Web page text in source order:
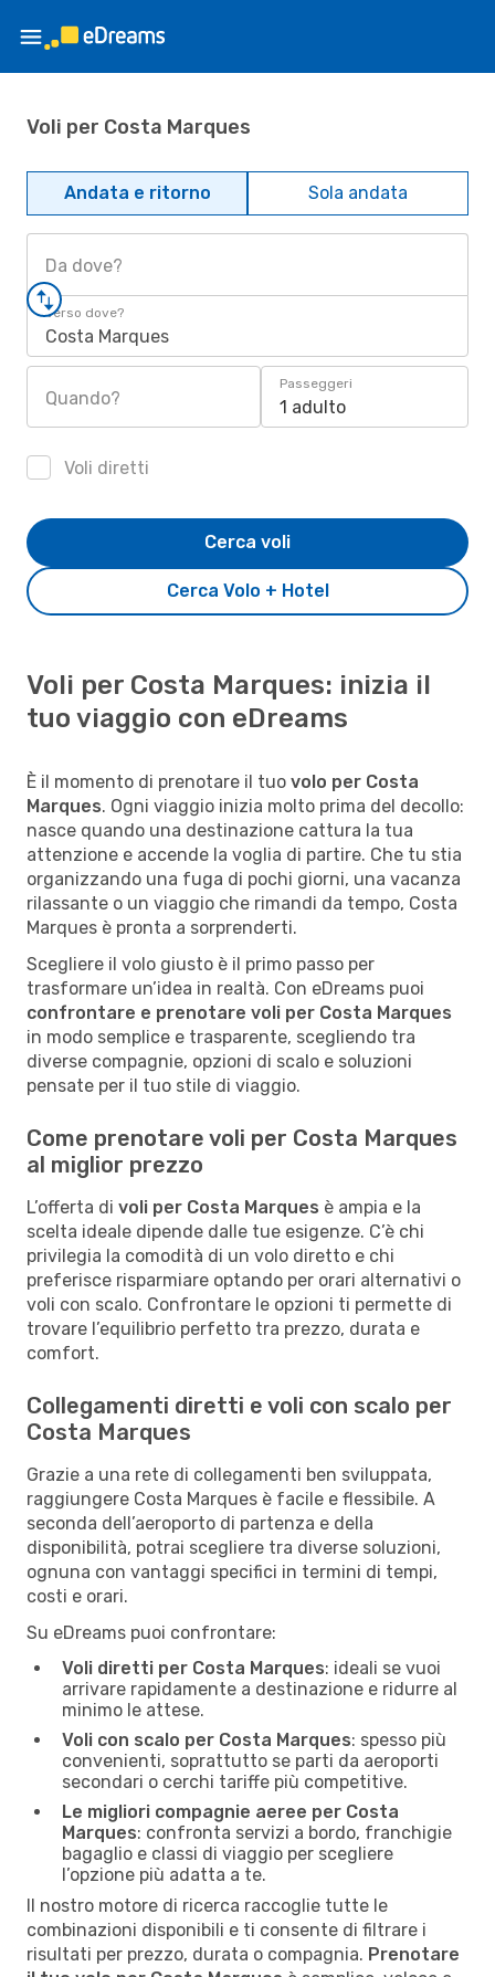
Voli per Costa Marques
Andata e ritorno Sola andata
Da dove?
Verso dove?
Costa Marques
Quando?
Passeggeri
1 adulto
Voli diretti
Cerca Volo + Hotel
Cerca voli
Voli per Costa Marques: inizia il
tuo viaggio con eDreams
È il momento di prenotare il tuo volo per Costa
Marques. Ogni viaggio inizia molto prima del decollo:
nasce quando una destinazione cattura la tua
attenzione e accende la voglia di partire. Che tu stia
organizzando una fuga di pochi giorni, una vacanza
rilassante o un viaggio che rimandi da tempo, Costa
Marques è pronta a sorprenderti.
Scegliere il volo giusto è il primo passo per
trasformare un’idea in realtà. Con eDreams puoi
confrontare e prenotare voli per Costa Marques
in modo semplice e trasparente, scegliendo tra
diverse compagnie, opzioni di scalo e soluzioni
pensate per il tuo stile di viaggio.
Come prenotare voli per Costa Marques
al miglior prezzo
L’offerta di voli per Costa Marques è ampia e la
scelta ideale dipende dalle tue esigenze. C’è chi
privilegia la comodità di un volo diretto e chi
preferisce risparmiare optando per orari alternativi o
voli con scalo. Confrontare le opzioni ti permette di
trovare l’equilibrio perfetto tra prezzo, durata e
comfort.
Collegamenti diretti e voli con scalo per
Costa Marques
Grazie a una rete di collegamenti ben sviluppata,
raggiungere Costa Marques è facile e flessibile. A
seconda dell’aeroporto di partenza e della
disponibilità, potrai scegliere tra diverse soluzioni,
ognuna con vantaggi specifici in termini di tempi,
costi e orari.
Su eDreams puoi confrontare:
Voli diretti per Costa Marques: ideali se vuoi
arrivare rapidamente a destinazione e ridurre al
minimo le attese.
Voli con scalo per Costa Marques: spesso più
convenienti, soprattutto se parti da aeroporti
secondari o cerchi tariffe più competitive.
Le migliori compagnie aeree per Costa
Marques: confronta servizi a bordo, franchigie
bagaglio e classi di viaggio per scegliere
l’opzione più adatta a te.
Il nostro motore di ricerca raccoglie tutte le
combinazioni disponibili e ti consente di filtrare i
risultati per prezzo, durata o compagnia. Prenotare